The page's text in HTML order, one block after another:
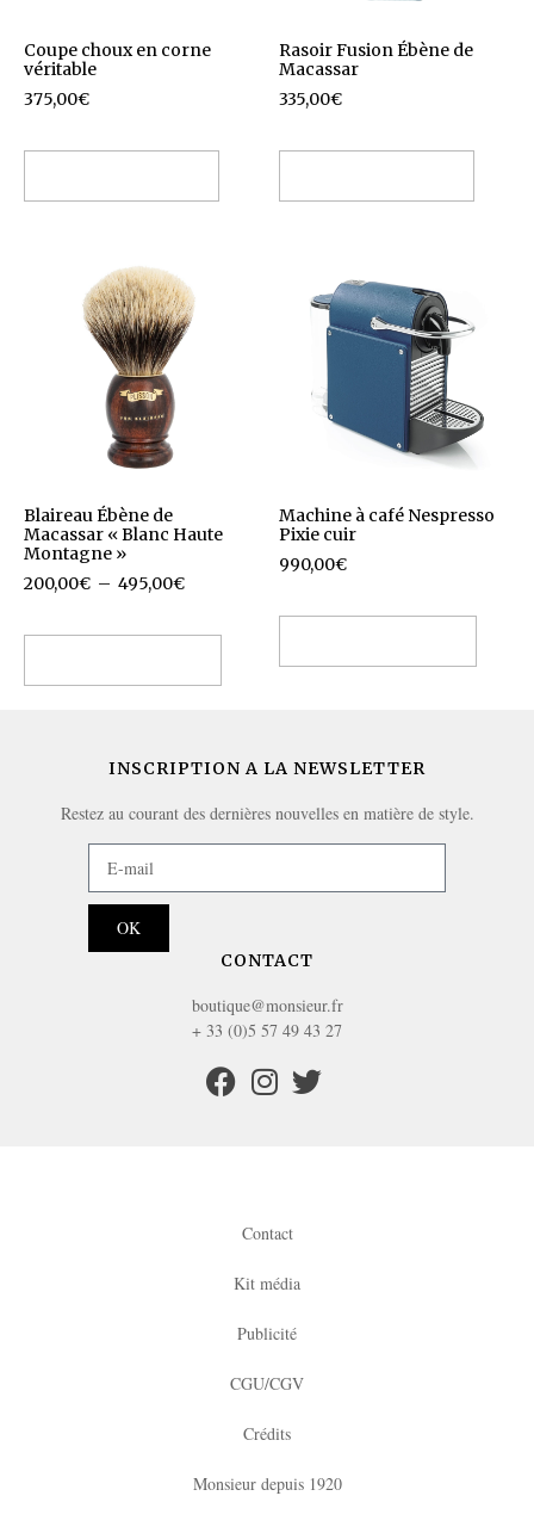
Coupe choux en corne
véritable
375,00€
Rasoir Fusion Ébène de
Macassar
335,00€
Blaireau Ébène de
Macassar « Blanc Haute
Montagne »
200,00€ – 495,00€
Machine à café Nespresso
Pixie cuir
990,00€
INSCRIPTION A LA NEWSLETTER
Restez au courant des dernières nouvelles en matière de style.
OK
CONTACT
boutique@monsieur.fr
+ 33 (0)5 57 49 43 27
Contact
Kit média
Publicité
CGU/CGV
Crédits
Monsieur depuis 1920